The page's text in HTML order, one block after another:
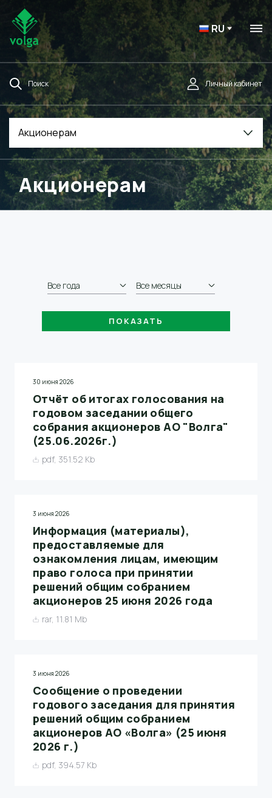
RU
Поиск Личный кабинет
Акционерам
Акционерам
Все года Все месяцы
30 июня 2026
Отчёт об итогах голосования на
годовом заседании общего
собрания акционеров АО "Волга"
(25.06.2026г.)
pdf, 351.52 Kb
3 июня 2026
Информация (материалы),
предоставляемые для
ознакомления лицам, имеющим
право голоса при принятии
решений общим собранием
акционеров 25 июня 2026 года
rar, 11.81 Mb
3 июня 2026
Сообщение о проведении
годового заседания для принятия
решений общим собранием
акционеров АО «Волга» (25 июня
2026 г.)
pdf, 394.57 Kb